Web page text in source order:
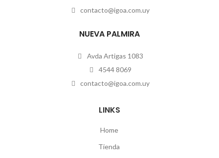
contacto@igoa.com.uy
NUEVA PALMIRA
Avda Artigas 1083
4544 8069
contacto@igoa.com.uy
LINKS
Home
Tienda